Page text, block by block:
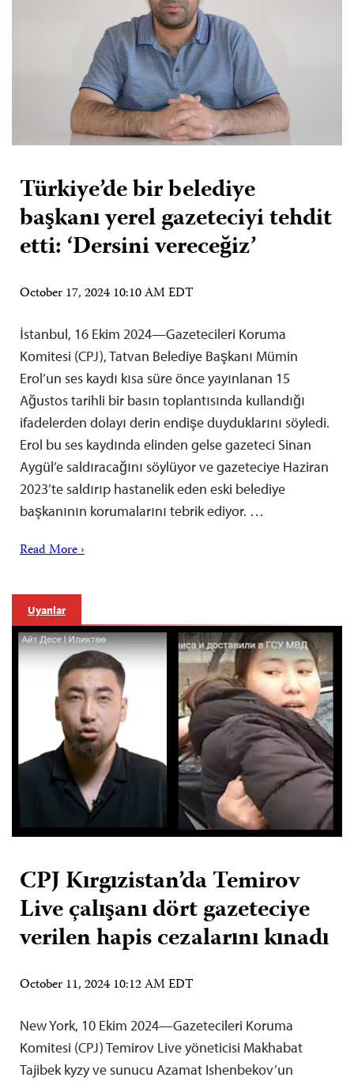
Türkiye’de bir belediye
başkanı yerel gazeteciyi tehdit
etti: ‘Dersini vereceğiz’
October 17, 2024 10:10 AM EDT
İstanbul, 16 Ekim 2024—Gazetecileri Koruma
Komitesi (CPJ), Tatvan Belediye Başkanı Mümin
Erol’un ses kaydı kısa süre önce yayınlanan 15
Ağustos tarihli bir basın toplantısında kullandığı
ifadelerden dolayı derin endişe duyduklarını söyledi.
Erol bu ses kaydında elinden gelse gazeteci Sinan
Aygül’e saldıracağını söylüyor ve gazeteciye Haziran
2023’te saldırıp hastanelik eden eski belediye
başkanının korumalarını tebrik ediyor. …
Read More ›
Uyarılar
CPJ Kırgızistan’da Temirov
Live çalışanı dört gazeteciye
verilen hapis cezalarını kınadı
October 11, 2024 10:12 AM EDT
New York, 10 Ekim 2024—Gazetecileri Koruma
Komitesi (CPJ) Temirov Live yöneticisi Makhabat
Tajibek kyzy ve sunucu Azamat Ishenbekov’un